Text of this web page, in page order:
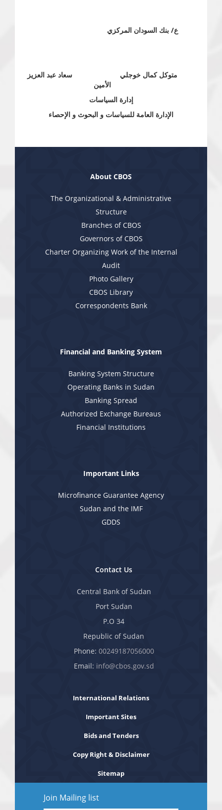
ع/ بنك السودان المركزي
متوكل كمال خوجلي
سعاد عبد العزيز
الأمين
إدارة السياسات
الإدارة العامة للسياسات و البحوث و الإحصاء
Contact Us
Central Bank of Sudan
Port Sudan
P.O 34
Republic of Sudan
Phone: 00249187056000
Email: info@cbos.gov.sd
About CBOS
The Organizational & Administrative
Structure
Branches of CBOS
Governors of CBOS
Charter Organizing Work of the Internal
Audit
Photo Gallery
CBOS Library
Correspondents Bank
Financial and Banking System
Banking System Structure
Operating Banks in Sudan
Banking Spread
Authorized Exchange Bureaus
Financial Institutions
Important Links
Microfinance Guarantee Agency
Sudan and the IMF
GDDS
International Relations
Important Sites
Bids and Tenders
Copy Right & Disclaimer
Sitemap
Join Mailing list